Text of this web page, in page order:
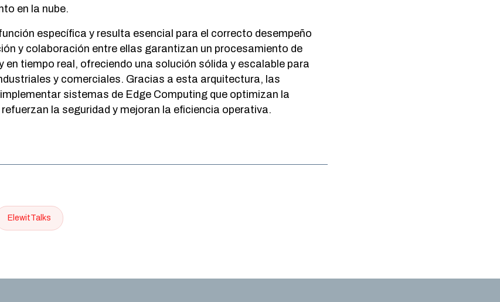
en la nube.
específica y resulta esencial para el correcto desempeño
y colaboración entre ellas garantizan un procesamiento de
en tiempo real, ofreciendo una solución sólida y escalable para
y comerciales. Gracias a esta arquitectura, las
sistemas de Edge Computing que optimizan la
la seguridad y mejoran la eficiencia operativa.
ElewitTalks